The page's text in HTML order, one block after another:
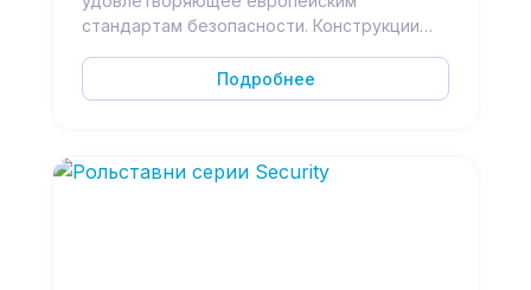
стандартам безопасности. Конструкции…
Подробнее